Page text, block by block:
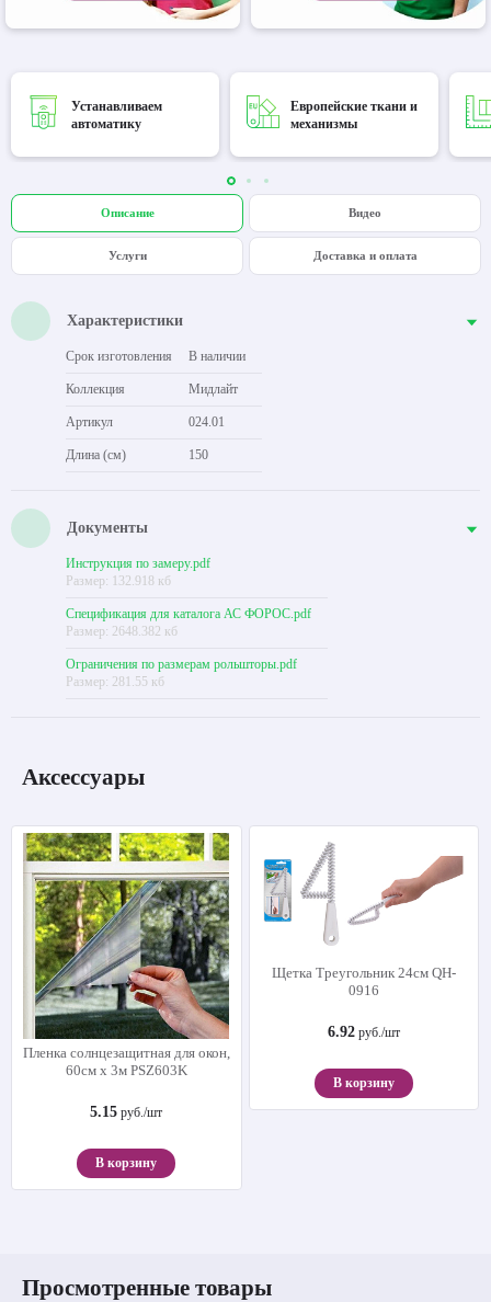
Устанавливаем
автоматику
Европейские ткани и
механизмы
Описание Видео
Услуги Доставка и оплата
Характеристики
Срок изготовления В наличии
Коллекция Мидлайт
Артикул 024.01
Длина (см) 150
Документы
Инструкция по замеру.pdf
Размер: 132.918 кб
Спецификация для каталога АС ФОРОС.pdf
Размер: 2648.382 кб
Ограничения по размерам рольшторы.pdf
Размер: 281.55 кб
Аксессуары
Пленка солнцезащитная для окон,
60см х 3м PSZ603K
5.15 руб./шт
В корзину
Щетка Треугольник 24см QH-
0916
6.92руб./шт
В корзину
Просмотренные товары